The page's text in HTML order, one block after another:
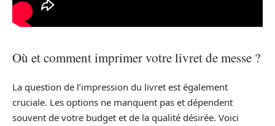
Où et comment imprimer votre livret de messe ?
La question de l’impression du livret est également
cruciale. Les options ne manquent pas et dépendent
souvent de votre budget et de la qualité désirée. Voici